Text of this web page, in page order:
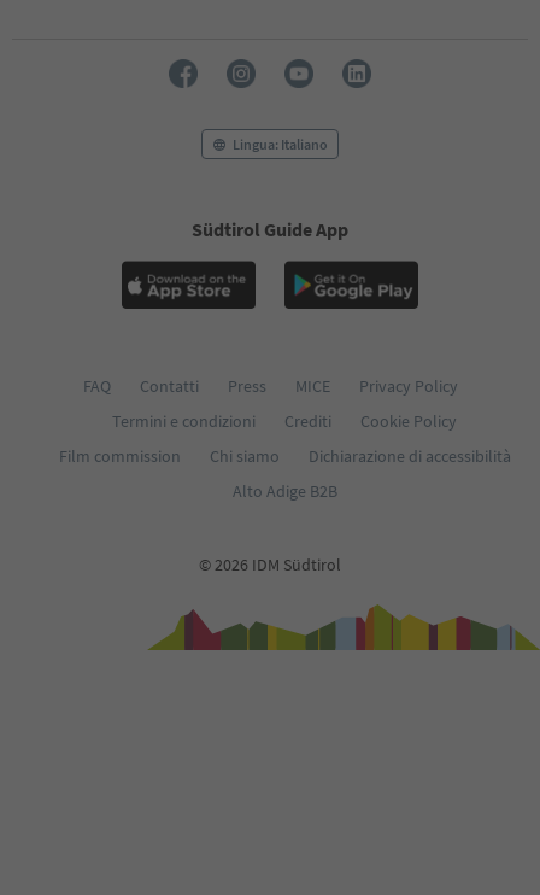
Lingua: Italiano
Südtirol Guide App
FAQ Contatti Press MICE
Privacy Policy
Termini e condizioni
Crediti
Cookie Policy
Film commission
Chi siamo
Dichiarazione di accessibilità
Alto Adige B2B
© 2026 IDM Südtirol